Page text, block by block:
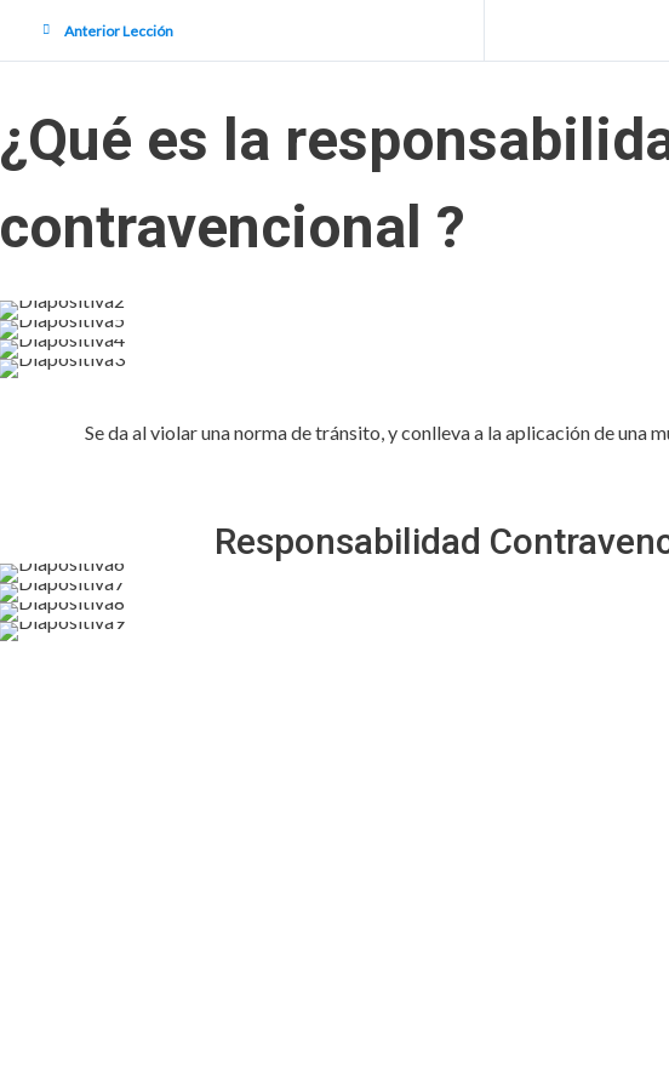
Anterior Lección
¿Qué es la
contravencional ?
Se da al violar una norma de tránsito, y conlleva a la aplicación de una
Responsabilidad